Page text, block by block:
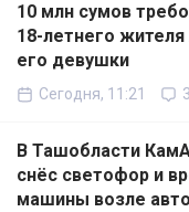
10 млн сумов
18-летнего
его девушки
Сегодня, 11:21 3
В Ташобласти
снёс светофор и
машины возле